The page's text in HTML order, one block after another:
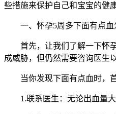
些措施来保护自己和宝宝的健
一、怀孕5周多下面有点血
首先，让我们了解一下怀孕
成威胁，但仍然需要咨询医生
当你发现下面有点血时，首
1.联系医生：无论出血量大